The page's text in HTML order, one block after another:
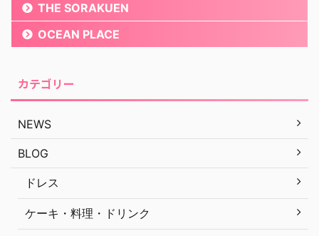
THE SORAKUEN
OCEAN PLACE
カテゴリー
NEWS
BLOG
ドレス
ケーキ・料理・ドリンク